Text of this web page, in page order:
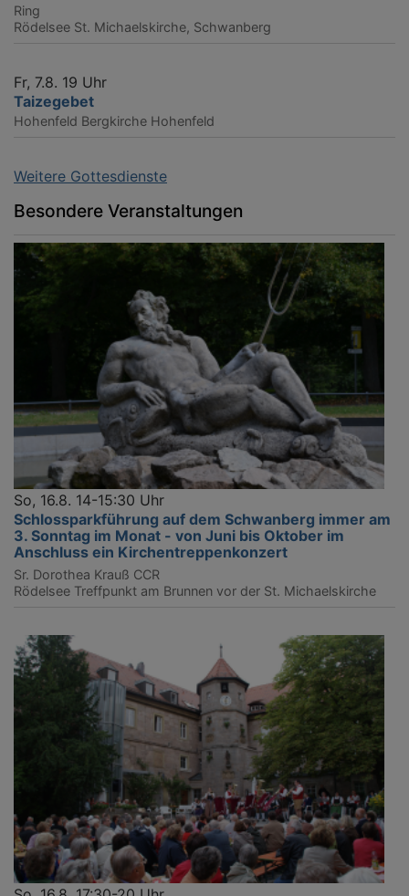
Ring
Rödelsee St. Michaelskirche, Schwanberg
Fr, 7.8. 19 Uhr
Taizegebet
Hohenfeld Bergkirche Hohenfeld
Weitere Gottesdienste
Besondere Veranstaltungen
So, 16.8. 14-15:30 Uhr
Schlossparkführung auf dem Schwanberg immer am
3. Sonntag im Monat - von Juni bis Oktober im
Anschluss ein Kirchentreppenkonzert
Sr. Dorothea Krauß CCR
Rödelsee Treffpunkt am Brunnen vor der St. Michaelskirche